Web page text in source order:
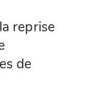
reprise
de